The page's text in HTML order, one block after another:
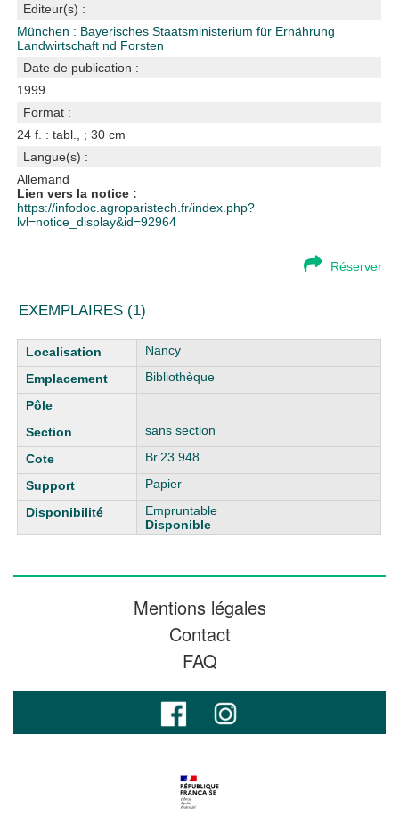
Editeur(s) :
München : Bayerisches Staatsministerium für Ernährung
Landwirtschaft nd Forsten
Date de publication :
1999
Format :
24 f. : tabl., ; 30 cm
Langue(s) :
Allemand
Lien vers la notice :
https://infodoc.agroparistech.fr/index.php?
lvl=notice_display&id=92964
Réserver
EXEMPLAIRES (1)
Liste des exemplaires
Nancy
Bibliothèque
sans section
Br.23.948
Papier
Empruntable
Disponible
Mentions légales
Contact
FAQ